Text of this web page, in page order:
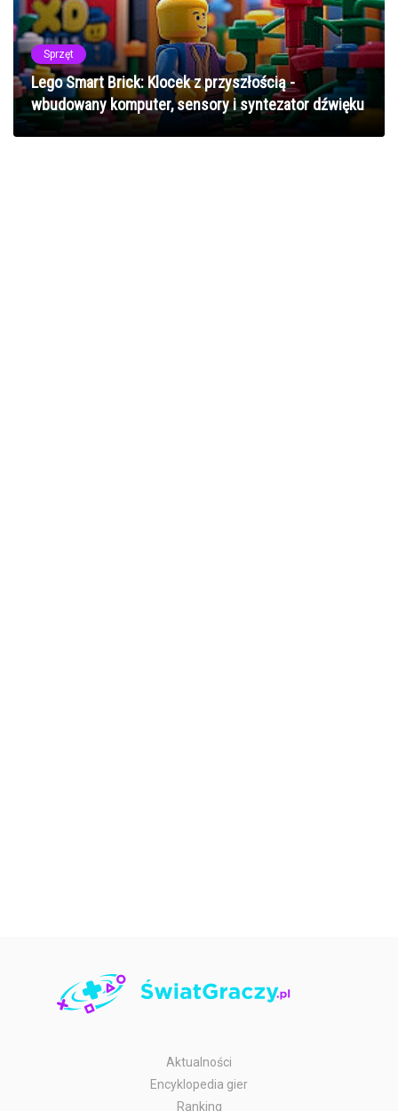
Sprzęt
Lego Smart Brick: Klocek z przyszłością -
wbudowany komputer, sensory i syntezator dźwięku
Aktualności
Encyklopedia gier
Ranking